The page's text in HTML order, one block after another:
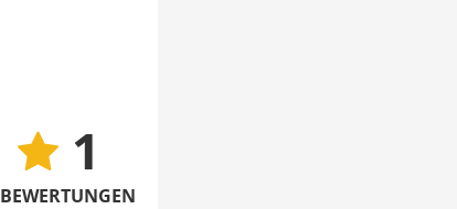
1
BEWERTUNGEN